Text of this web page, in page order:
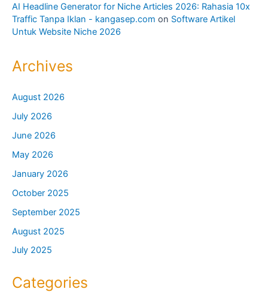
AI Headline Generator for Niche Articles 2026: Rahasia 10x
Traffic Tanpa Iklan - kangasep.com on Software Artikel
Untuk Website Niche 2026
Archives
August 2026
July 2026
June 2026
May 2026
January 2026
October 2025
September 2025
August 2025
July 2025
Categories